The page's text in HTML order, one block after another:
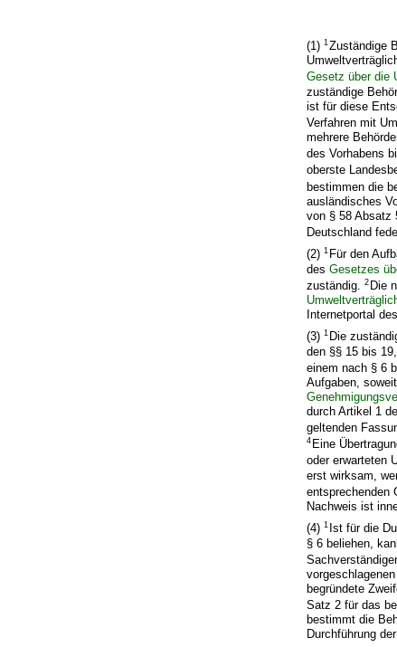
(1)1Zuständige
Gesetz über die
zuständige
ist für diese
Verfahren mit
mehrere
des Vorhabens
oberste
bestimmen die
ausländisches
von § 58
Deutschland
(2)1 Für den
desGesetzes
zuständig.2 Die
Internetportal
(3)1 Die
den §§ 15 bis
einem nach § 6
Aufgaben,
durch Artikel 1
geltenden
4 Eine
oder erwarteten
erst wirksam,
entsprechenden
Nachweis ist
(4)1 Ist für die
§ 6 beliehen,
begründete
Satz 2 für das
bestimmt die
Durchführung